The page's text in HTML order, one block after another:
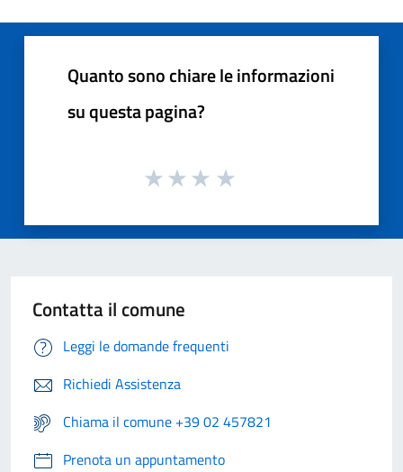
Quanto sono chiare le informazioni
su questa pagina?
Contatta il comune
Leggi le domande frequenti
Richiedi Assistenza
Chiama il comune +39 02 457821
Prenota un appuntamento